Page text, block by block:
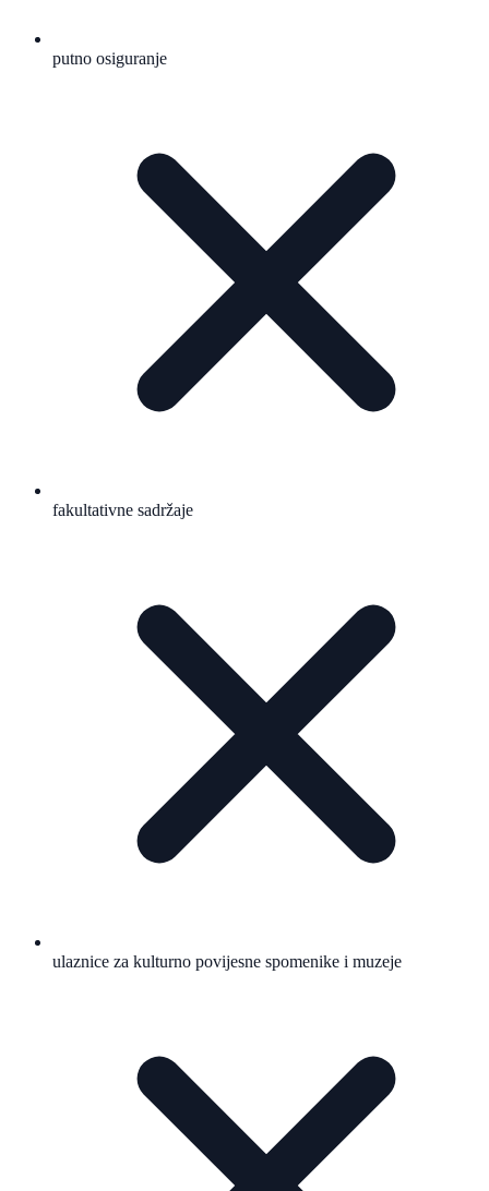
putno osiguranje
fakultativne sadržaje
ulaznice za kulturno povijesne spomenike i muzeje